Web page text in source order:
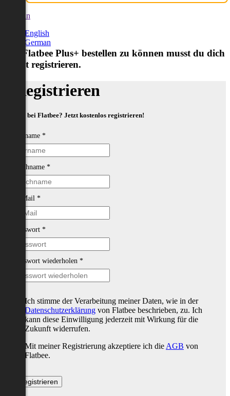
German
English
German
Um Flatbee Plus+ bestellen zu können musst du dich
zuerst registrieren.
Registrieren
Neu bei Flatbee? Jetzt kostenlos registrieren!
Vorname *
Nachname *
E-Mail *
Passwort *
Passwort wiederholen *
Ich stimme der Verarbeitung meiner Daten, wie in der
Datenschutzerklärung von Flatbee beschrieben, zu. Ich
kann diese Einwilligung jederzeit mit Wirkung für die
Zukunft widerrufen.
Mit meiner Registrierung akzeptiere ich die AGB von
Flatbee.